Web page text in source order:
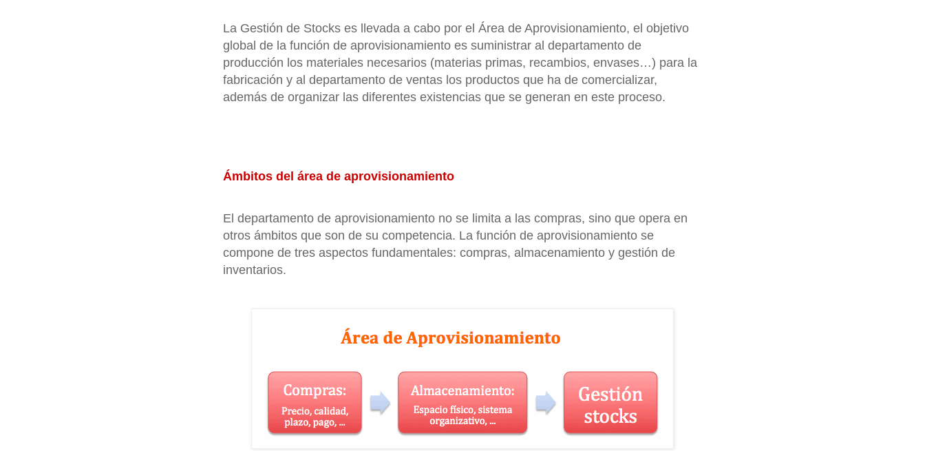
La Gestión de Stocks es llevada a cabo por el Área de Aprovisionamiento, el objetivo
global de la función de aprovisionamiento es suministrar al departamento de
producción los materiales necesarios (materias primas, recambios, envases…) para la
fabricación y al departamento de ventas los productos que ha de comercializar,
además de organizar las diferentes existencias que se generan en este proceso.
Ámbitos del área de aprovisionamiento
El departamento de aprovisionamiento no se limita a las compras, sino que opera en
otros ámbitos que son de su competencia. La función de aprovisionamiento se
compone de tres aspectos fundamentales: compras, almacenamiento y gestión de
inventarios.